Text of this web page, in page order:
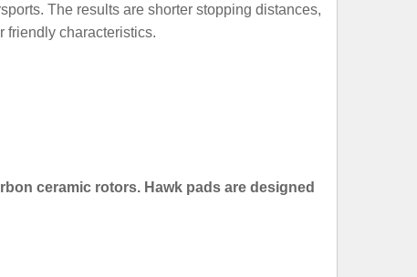
The results are shorter stopping distances,
friendly characteristics.
ceramic rotors. Hawk pads are designed